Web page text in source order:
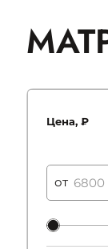
Цена, ₽
от